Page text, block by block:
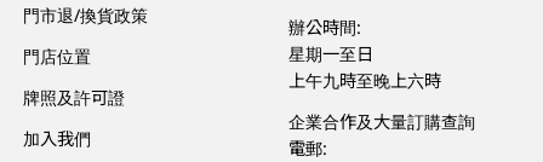
門市退/換貨政策
門店位置
牌照及許可證
加入我們
辦公時間:
星期一至日
上午九時至晚上六時
企業合作及大量訂購查詢
電郵: